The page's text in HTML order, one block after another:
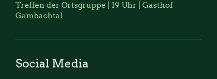
Treffen der Ortsgruppe | 19 Uhr | Gasthof
Gambachtal
Social Media